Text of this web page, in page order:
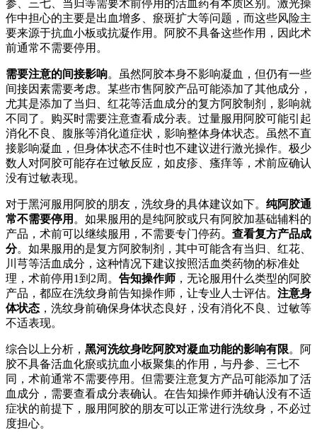
参、三七、当归等需要术前停用的活血药有本质区别。激光操
作中担心的主要是出血增多、瘀斑扩大等问题，而这些风险主
要来源于抗血小板或抗凝作用。阿胶不具备这些作用，因此术
前通常不需要停用。
需要注意的间接影响。虽然阿胶本身不影响凝血，但仍有一些
间接因素需要考虑。某些市售阿胶产品可能添加了其他成分，
尤其是添加了当归、红花等活血成分的复方阿胶制剂，影响就
不同了。购买时需要注意查看成分表。过量服用阿胶可能引起
消化不良、腹胀等消化道症状，影响整体身体状态。虽然不直
接影响凝血，但身体状态不佳时也不建议进行激光操作。极少
数人对阿胶可能存在过敏反应，如皮疹、瘙痒等，术前应确认
没有过敏表现。
对于黑河服用阿胶的朋友，洗纹身的具体建议如下。 纯阿胶通
常不需要停用 。如果服用的是纯阿胶或只有阿胶加基础辅料的
产品，术前可以继续服用，不需要专门停药。 查看复方产品成
分。如果服用的是复方阿胶制剂，其中可能含有当归、红花、
川芎等活血成分，这种情况下建议按照活血类药物的标准处
理，术前停用1到2周。 告知操作师 ，无论服用什么类型的阿胶
产品，都应在洗纹身前告知操作师，让专业人士评估。 注意身
体状态 ，洗纹身前确保身体状态良好，没有消化不良、过敏等
不适表现。
综合以上分析， 黑河洗纹身吃阿胶对凝血功能的影响有限。阿
胶不具备活血化瘀或抗血小板聚集的作用，与丹参、三七不
同，术前通常不需要停用。但需要注意复方产品可能添加了活
血成分，需要查看成分表确认。在告知操作师并确认没有不适
症状的前提下，服用阿胶的朋友可以正常进行洗纹身，不必过
度担心。